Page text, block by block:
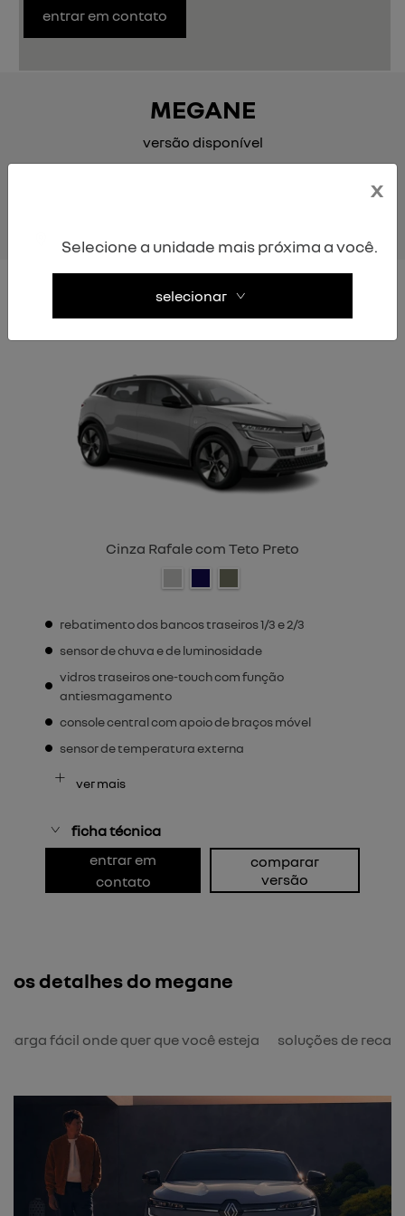
entrar em contato
MEGANE
versão disponível
EV60 Optimum Charge
Cinza Rafale com Teto Preto
rebatimento dos bancos traseiros 1/3 e 2/3
sensor de chuva e de luminosidade
vidros traseiros one-touch com função
antiesmagamento
console central com apoio de braços móvel
sensor de temperatura externa
ver mais
ficha técnica
entrar em
contato
comparar
versão
os detalhes do megane
fácil onde quer que você esteja soluções de
x
Selecione a unidade mais próxima a você.
selecionar